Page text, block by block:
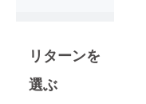
）にも出店
しているオ
ンライン専
リターンを
選ぶ